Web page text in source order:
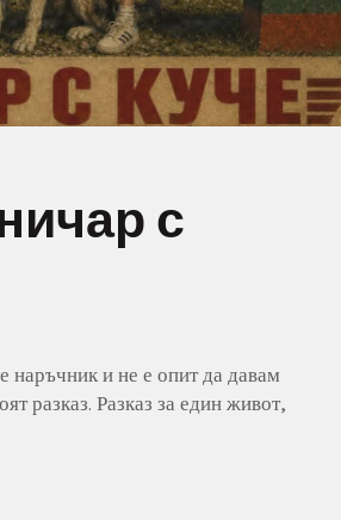
с
наръчник и не е опит да давам
разказ. Разказ за един живот,